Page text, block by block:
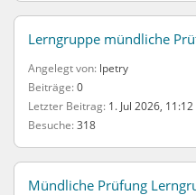
Lerngruppe mündliche
Angelegt von lpetry
Beiträge 0
Letzter Beitrag 1. Jul 2026, 11:12
Besuche 318
Mündliche Prüfung